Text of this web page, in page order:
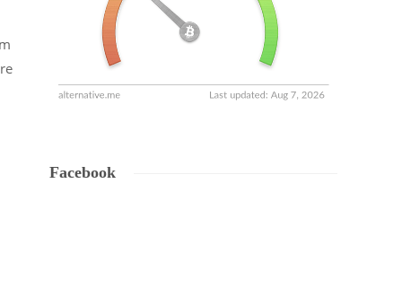
Facebook